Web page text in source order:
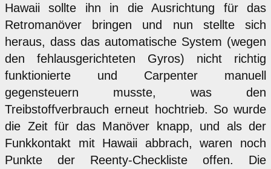
Hawaii sollte ihn in die Ausrichtung für das
Retromanöver bringen und nun stellte sich
heraus, dass das automatische System (wegen
den fehlausgerichteten Gyros) nicht richtig
funktionierte und Carpenter manuell
gegensteuern musste, was den
Treibstoffverbrauch erneut hochtrieb. So wurde
die Zeit für das Manöver knapp, und als der
Funkkontakt mit Hawaii abbrach, waren noch
Punkte der Reenty-Checkliste offen. Die